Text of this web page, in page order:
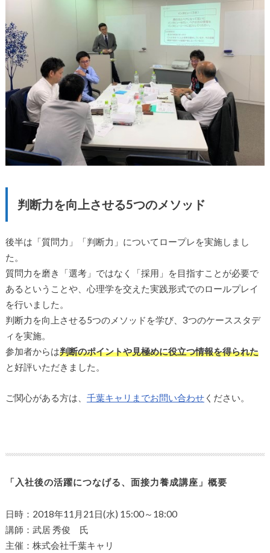
判断力を向上させる5つのメソッド
後半は「質問力」「判断力」についてロープレを実施しまし
た。
質問力を磨き「選考」ではなく「採用」を目指すことが必要で
あるということや、心理学を交えた実践形式でのロールプレイ
を行いました。
判断力を向上させる5つのメソッドを学び、3つのケーススタデ
ィを実施。
参加者からは判断のポイントや見極めに役立つ情報を得られた
と好評いただきました。
ご関心がある方は、 千葉キャリまでお問い合わせください。
「入社後の活躍につなげる、面接力養成講座」概要
日時：2018年11月21日(水) 15:00～18:00
講師：武居 秀俊 氏
主催：株式会社千葉キャリ